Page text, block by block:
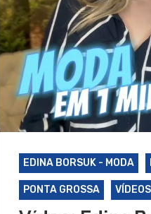
EDINA BORSUK - MODA
PONTA GROSSA VÍDEOS